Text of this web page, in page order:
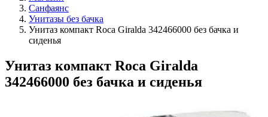
Санфаянс
Унитазы без бачка
Унитаз компакт Roca Giralda 342466000 без бачка и
сиденья
Унитаз компакт Roca Giralda
342466000 без бачка и сиденья